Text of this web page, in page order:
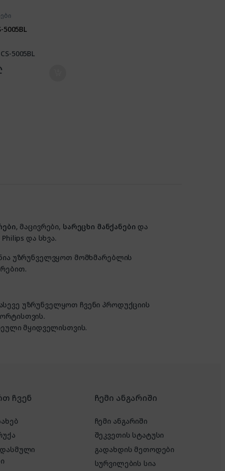
5005BL
, მაცივრები, სარეცხი მანქანები და
და სხვა.
უზრუნველვყოთ მომხმარებლის
უზრუნველყოთ ჩვენი პროდუქციის
მყიდველისთვის.
ჩვენ ჩემი ანგარიში
ჩემი ანგარიში
შეკვეთის სტატუსი
გადახდის მეთოდები
სურვილების სია